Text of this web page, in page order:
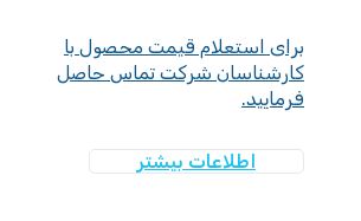
برای استعلام قیمت محصول با
کارشناسان شرکت تماس حاصل
فرمایید.
اطلاعات بیشتر